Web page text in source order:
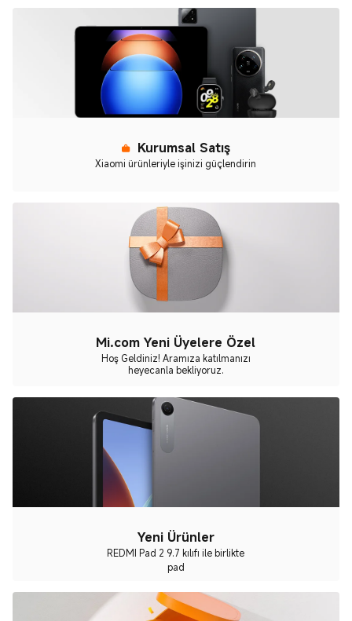
Kurumsal Satış
Xiaomi ürünleriyle işinizi güçlendirin
Mi.com Yeni Üyelere Özel
Hoş Geldiniz! Aramıza katılmanızı
heyecanla bekliyoruz.
Yeni Ürünler
REDMI Pad 2 9.7 kılıfı ile birlikte
pad